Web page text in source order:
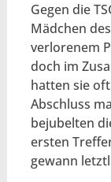
Gegen die
Mädchen
verlorenem
doch im
hatten sie
Abschluss
bejubelten
ersten
gewann